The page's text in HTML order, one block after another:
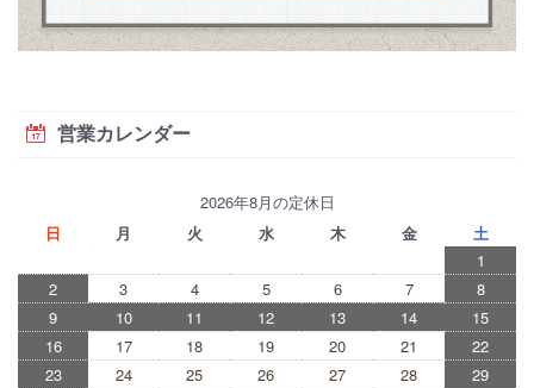
営業カレンダー
2026年8月の定休日
日
月 火 水 木 金
土
1
2
3 4 5 6 7
8
9
10 11 12 13 14
15
16
17 18 19 20 21
22
23
24 25 26 27 28
29